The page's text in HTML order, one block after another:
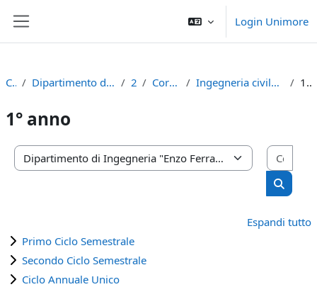
Login Unimore
Corsi Dipartimento di Ingegneria "Enzo Ferrari" 2021 Corso di Laurea Ingegneria civile e ambientale (d.m.270/04) 1° anno
1° anno
Categorie di corso
Cerca
Espandi tutto
Primo Ciclo Semestrale
Secondo Ciclo Semestrale
Ciclo Annuale Unico